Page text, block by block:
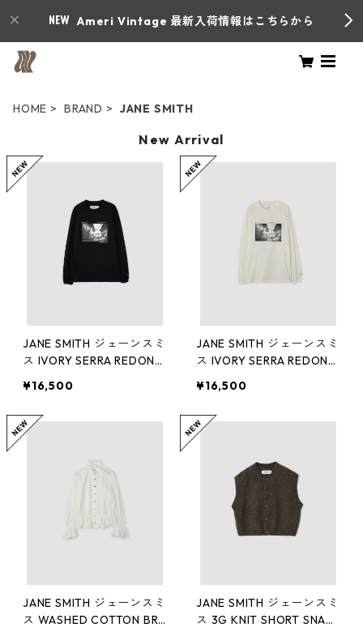
Ameri Vintage 最新入荷情報はこちらから
HOME BRAND JANE SMITH
New Arrival
JANE SMITH ジェーンスミ
ス IVORY SERRA REDOND
T (BLK)
¥16,500
JANE SMITH ジェーンスミ
ス IVORY SERRA REDOND
T (WHT)
¥16,500
JANE SMITH ジェーンスミ
ス WASHED COTTON BR
JANE SMITH ジェーンスミ
ス 3G KNIT SHORT SNAP